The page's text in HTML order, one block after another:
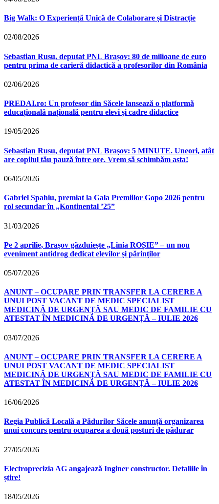
Big Walk: O Experiență Unică de Colaborare și Distracție
02/08/2026
Sebastian Rusu, deputat PNL Brașov: 80 de milioane de euro
pentru prima de carieră didactică a profesorilor din România
02/06/2026
PREDAI.ro: Un profesor din Săcele lansează o platformă
educațională națională pentru elevi și cadre didactice
19/05/2026
Sebastian Rusu, deputat PNL Brașov: 5 MINUTE. Uneori, atât
are copilul tău pauză între ore. Vrem să schimbăm asta!
06/05/2026
Gabriel Spahiu, premiat la Gala Premiilor Gopo 2026 pentru
rol secundar în „Kontinental ’25”
31/03/2026
Pe 2 aprilie, Brașov găzduiește „Linia ROȘIE” – un nou
eveniment antidrog dedicat elevilor și părinților
05/07/2026
ANUNȚ – OCUPARE PRIN TRANSFER LA CERERE A
UNUI POST VACANT DE MEDIC SPECIALIST
MEDICINĂ DE URGENȚĂ SAU MEDIC DE FAMILIE CU
ATESTAT ÎN MEDICINĂ DE URGENȚĂ – IULIE 2026
03/07/2026
ANUNȚ – OCUPARE PRIN TRANSFER LA CERERE A
UNUI POST VACANT DE MEDIC SPECIALIST
MEDICINĂ DE URGENȚĂ SAU MEDIC DE FAMILIE CU
ATESTAT ÎN MEDICINĂ DE URGENȚĂ – IULIE 2026
16/06/2026
Regia Publică Locală a Pădurilor Săcele anunță organizarea
unui concurs pentru ocuparea a două posturi de pădurar
27/05/2026
Electroprecizia AG angajează Inginer constructor. Detaliile în
știre!
18/05/2026